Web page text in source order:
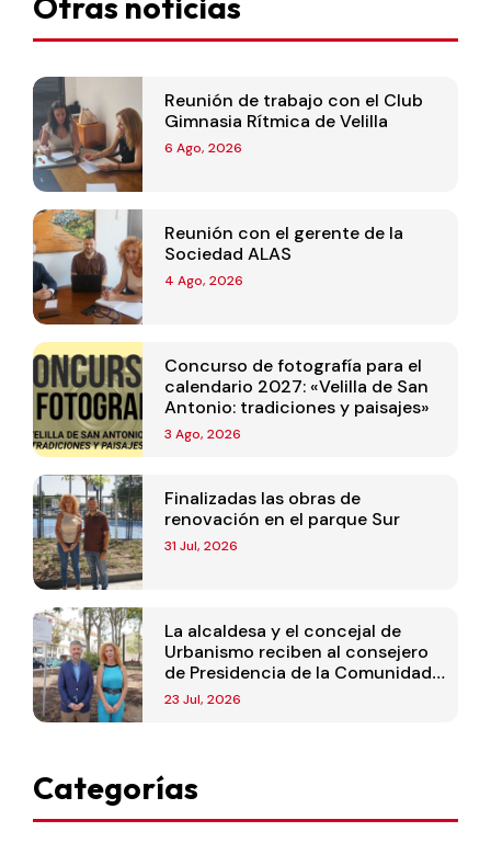
Reunión de trabajo con el Club
Gimnasia Rítmica de Velilla
6 Ago, 2026
Reunión con el gerente de la
Sociedad ALAS
4 Ago, 2026
Concurso de fotografía para el
calendario 2027: «Velilla de San
Antonio: tradiciones y paisajes»
3 Ago, 2026
Finalizadas las obras de
renovación en el parque Sur
31 Jul, 2026
La alcaldesa y el concejal de
Urbanismo reciben al consejero
de Presidencia de la Comunidad
de Madrid
23 Jul, 2026
Categorías